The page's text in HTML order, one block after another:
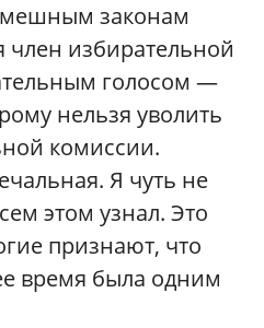
законам
член избирательной
голосом —
нельзя уволить
комиссии.
Я чуть не
этом узнал. Это
признают, что
время была одним